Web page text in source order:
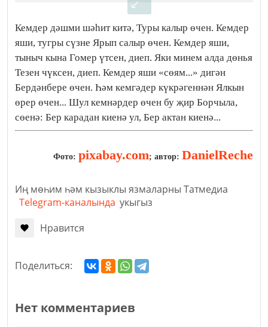
Кемдер дәшми шәһит китә, Туры калыр өчен. Кемдер
яши, тугры сүзне Ярып салыр өчен. Кемдер яши,
тыныч кына Гомер үтсен, диеп. Яки минем алда дөнья
Тезен чүксен, диеп. Кемдер яши «сөям...» дигән
Бердәнбере өчен. Һәм кемгәдер күкрәгеннән Ялкын
өрер өчен... Шул кемнәрдер өчен бу җир Борчыла,
сөенә: Бер карадан киенә ул, Бер актан киенә...
Фото: pixabay.com; автор: DanielReche
Иң мөһим һәм кызыклы язмаларны Татмедиа
Telegram-каналында укыгыз
Нравится
Поделиться:
Нет комментариев